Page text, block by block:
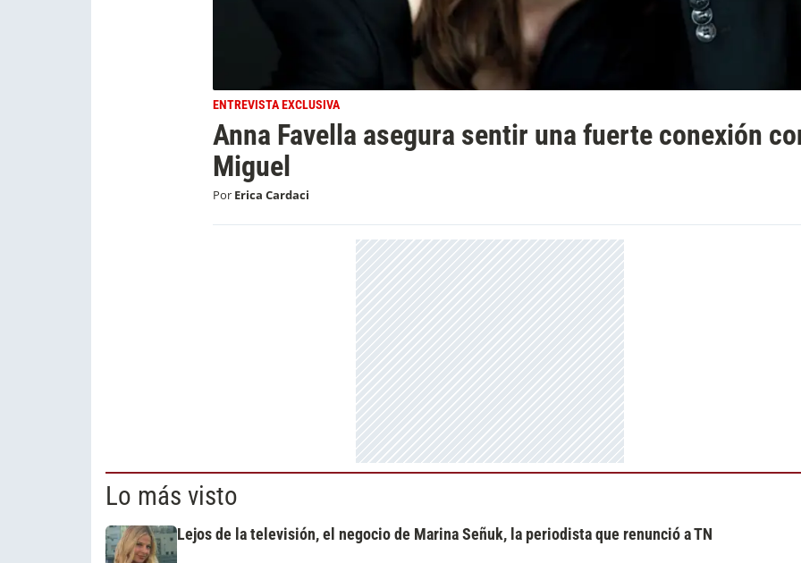
ENTREVISTA EXCLUSIVA
Anna Favella asegura sentir una fuerte conexión
Miguel
Por Erica Cardaci
Lo más visto
Lejos de la televisión, el negocio de Marina Señuk, la periodista que renunció a TN